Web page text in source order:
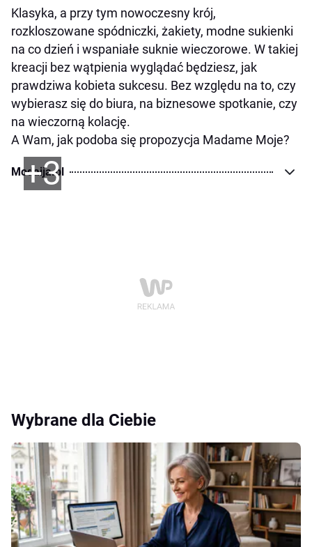
Klasyka, a przy tym nowoczesny krój,
rozkloszowane spódniczki, żakiety, modne sukienki
na co dzień i wspaniałe suknie wieczorowe. W takiej
kreacji bez wątpienia wyglądać będziesz, jak
prawdziwa kobieta sukcesu. Bez względu na to, czy
wybierasz się do biura, na biznesowe spotkanie, czy
na wieczorną kolację.
A Wam, jak podoba się propozycja Madame Moje?
+3
Modaija.pl
Wybrane dla Ciebie